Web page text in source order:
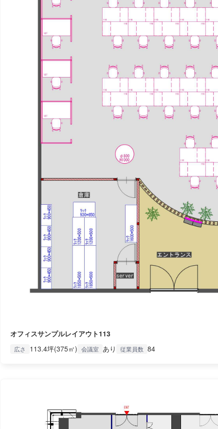
オフィスサンプルレイアウト113
広さ 113.4坪(375㎡) 会議室 あり 従業員数 84